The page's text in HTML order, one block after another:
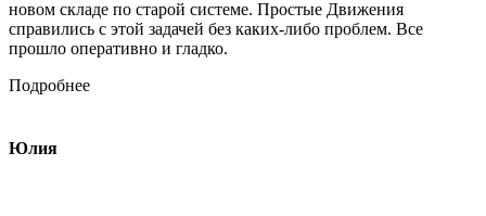
новом складе по старой системе. Простые Движения
справились с этой задачей без каких-либо проблем. Все
прошло оперативно и гладко.
Подробнее
Юлия